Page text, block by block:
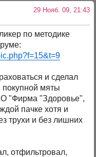
29 Нояб. 09, 21:43
по методике
и сделал
покупной мяты
"Фирма "Здоровье",
пачке хотя и
трухи и без лишних
отфильтровал,